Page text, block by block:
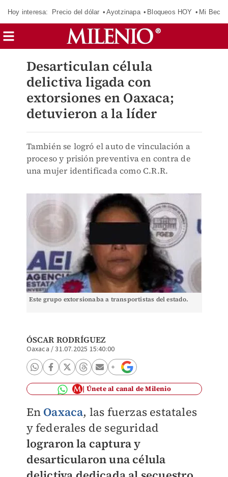
Hoy interesa: Precio del dólar Ayotzinapa Bloqueos HOY Mi Beca
Desarticulan célula
delictiva ligada con
extorsiones en Oaxaca;
detuvieron a la líder
También se logró el auto de vinculación a
proceso y prisión preventiva en contra de
una mujer identificada como C.R.R.
Este grupo extorsionaba a transportistas del estado.
ÓSCAR RODRÍGUEZ
Oaxaca /31.07.2025 15:40:00
Únete al canal de Milenio
En Oaxaca, las fuerzas estatales
y federales de seguridad
lograron la captura y
desarticularon una célula